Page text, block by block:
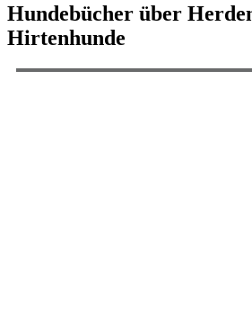
Hundebücher über
Hirtenhunde